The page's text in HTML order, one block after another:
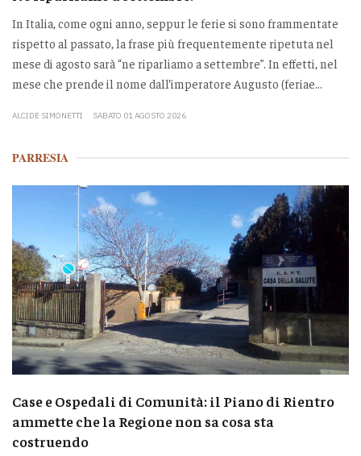
In Italia, come ogni anno, seppur le ferie si sono frammentate
rispetto al passato, la frase più frequentemente ripetuta nel
mese di agosto sarà “ne riparliamo a settembre”. In effetti, nel
mese che prende il nome dall’imperatore Augusto (feriae...
ALCIDE SIMONETTI SABATO 01 AGOSTO 2026
PARRESIA
Case e Ospedali di Comunità: il Piano di Rientro
ammette che la Regione non sa cosa sta
costruendo